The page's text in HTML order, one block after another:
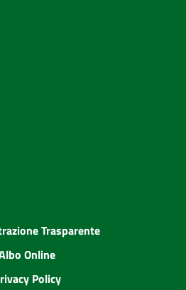
Trasparente
Online
Policy